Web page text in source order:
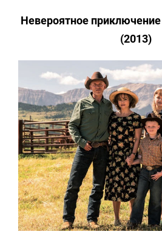
Невероятное
(2013)